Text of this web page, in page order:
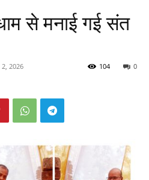
से मनाई गई संत
2026 0
104